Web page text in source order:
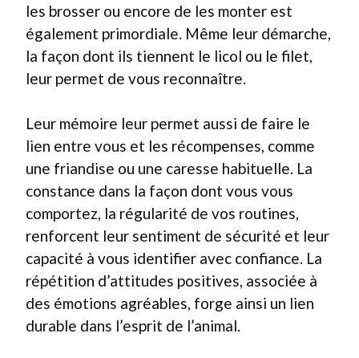
les brosser ou encore de les monter est
également primordiale. Même leur démarche,
la façon dont ils tiennent le licol ou le filet,
leur permet de vous reconnaître.
Leur mémoire leur permet aussi de faire le
lien entre vous et les récompenses, comme
une friandise ou une caresse habituelle. La
constance dans la façon dont vous vous
comportez, la régularité de vos routines,
renforcent leur sentiment de sécurité et leur
capacité à vous identifier avec confiance. La
répétition d’attitudes positives, associée à
des émotions agréables, forge ainsi un lien
durable dans l’esprit de l’animal.